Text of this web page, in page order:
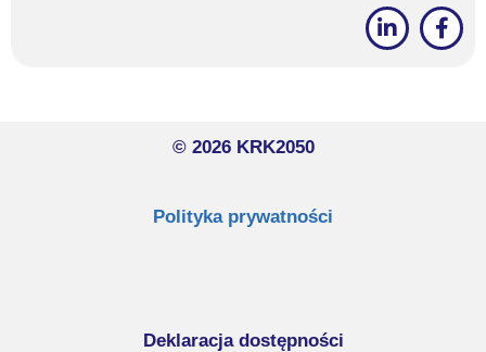
© 2026 KRK2050
Polityka prywatności
Deklaracja dostępności